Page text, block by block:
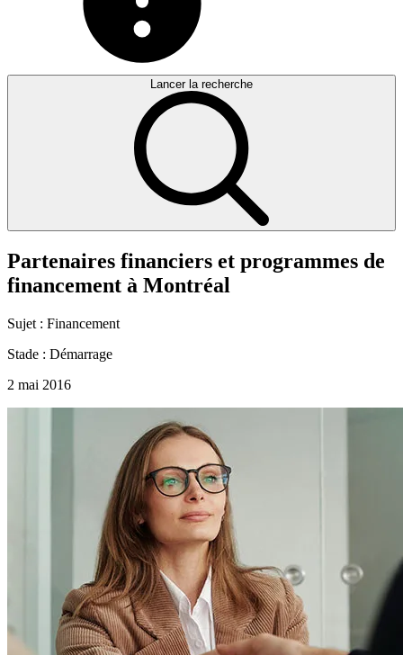
Lancer la recherche
Partenaires financiers et programmes de
financement à Montréal
Sujet : Financement
Stade : Démarrage
2 mai 2016